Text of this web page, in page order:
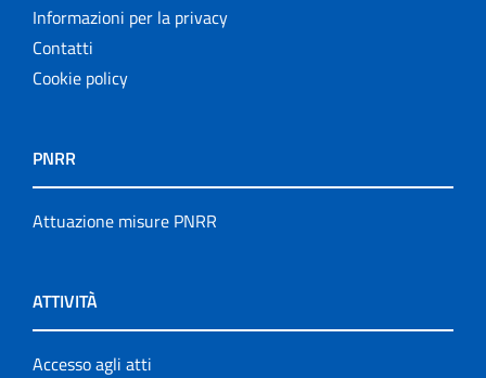
Informazioni per la privacy
Contatti
Cookie policy
PNRR
Attuazione misure PNRR
ATTIVITÀ
Accesso agli atti